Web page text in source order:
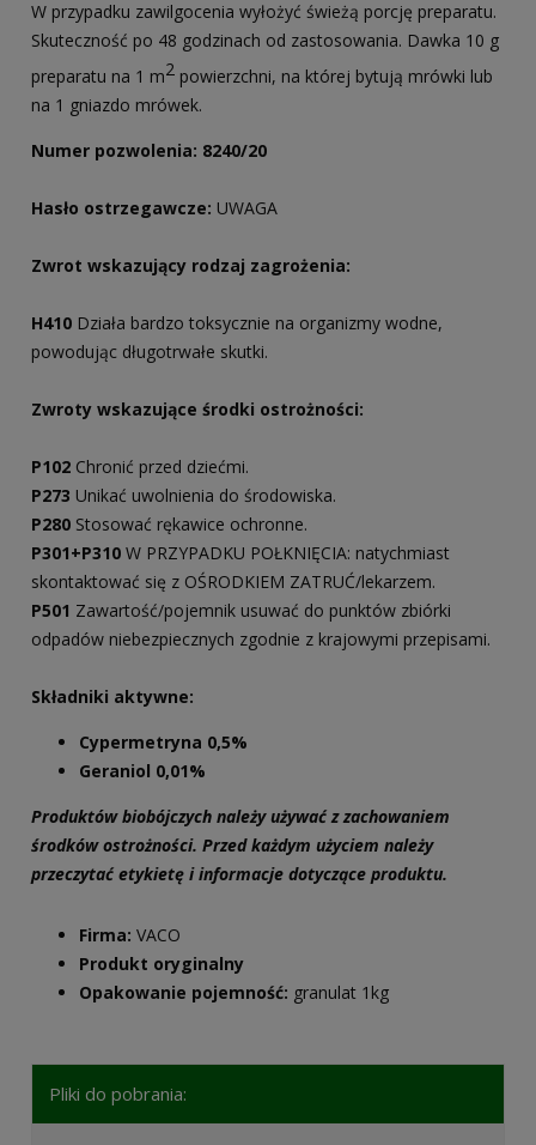
W przypadku zawilgocenia wyłożyć świeżą porcję preparatu.
Skuteczność po 48 godzinach od zastosowania. Dawka 10 g
preparatu na 1 m2 powierzchni, na której bytują mrówki lub
na 1 gniazdo mrówek.
Numer pozwolenia: 8240/20
Hasło ostrzegawcze: UWAGA
Zwrot wskazujący rodzaj zagrożenia:
H410 Działa bardzo toksycznie na organizmy wodne,
powodując długotrwałe skutki.
Zwroty wskazujące środki ostrożności:
P102 Chronić przed dziećmi.
P273 Unikać uwolnienia do środowiska.
P280 Stosować rękawice ochronne.
P301+P310 W PRZYPADKU POŁKNIĘCIA: natychmiast
skontaktować się z OŚRODKIEM ZATRUĆ/lekarzem.
P501 Zawartość/pojemnik usuwać do punktów zbiórki
odpadów niebezpiecznych zgodnie z krajowymi przepisami.
Składniki aktywne:
Cypermetryna 0,5%
Geraniol 0,01%
Produktów biobójczych należy używać z zachowaniem
środków ostrożności. Przed każdym użyciem należy
przeczytać etykietę i informacje dotyczące produktu.
Firma: VACO
Produkt oryginalny
Opakowanie pojemność: granulat 1kg
Pliki do pobrania: